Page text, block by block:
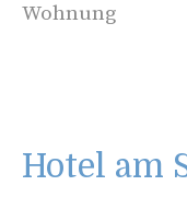
Wohnung
Hotel am